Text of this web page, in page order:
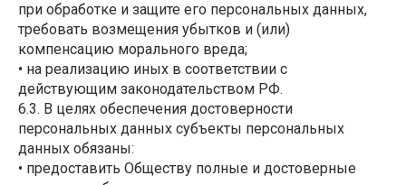
при обработке и защите его персональных данных,
требовать возмещения убытков и (или)
компенсацию морального вреда;
• на реализацию иных в соответствии с
действующим законодательством РФ.
6.3. В целях обеспечения достоверности
персональных данных субъекты персональных
данных обязаны:
• предоставить Обществу полные и достоверные